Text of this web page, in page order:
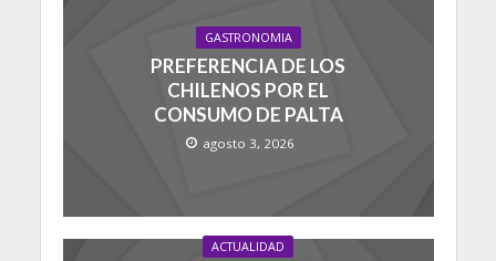
GASTRONOMIA
PREFERENCIA DE LOS
CHILENOS POR EL
CONSUMO DE PALTA
agosto 3, 2026
ACTUALIDAD